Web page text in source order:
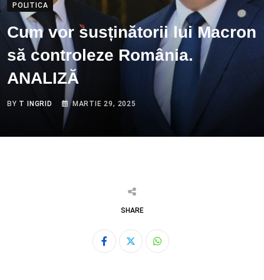
POLITICA
Cum vor susținătorii lui Macron
să controleze România.
ANALIZĂ
BY T INGRID MARTIE 29, 2025
SHARE
Whatsapp